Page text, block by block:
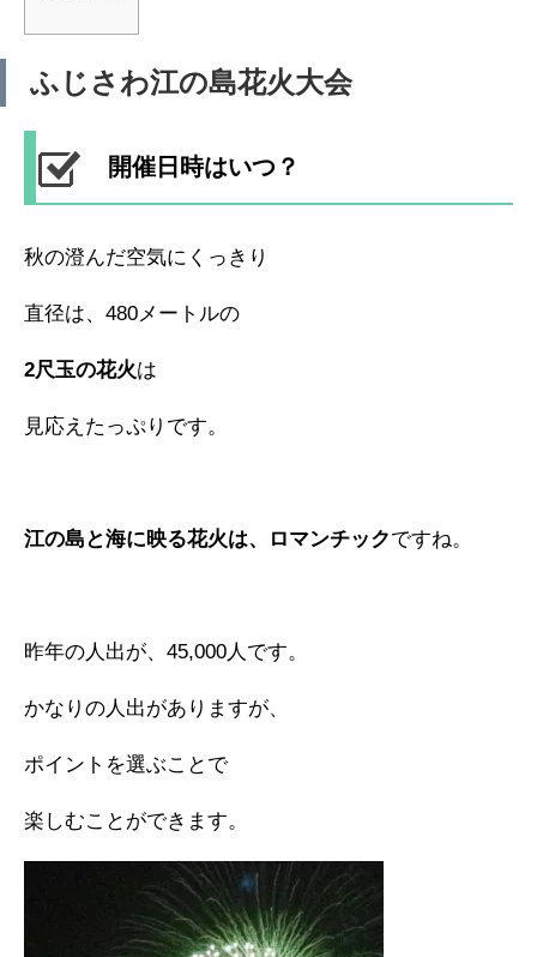
ふじさわ江の島花火大会
開催日時はいつ？
秋の澄んだ空気にくっきり
直径は、480メートルの
2尺玉の花火は
見応えたっぷりです。
江の島と海に映る花火は、ロマンチックですね。
昨年の人出が、45,000人です。
かなりの人出がありますが、
ポイントを選ぶことで
楽しむことができます。